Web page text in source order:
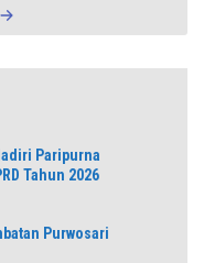
Paripurna
Tahun 2026
Purwosari